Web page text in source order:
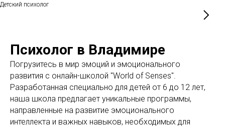
Детский психолог
Психолог в Владимире
Погрузитесь в мир эмоций и эмоционального
развития с онлайн-школой "World of Senses".
Разработанная специально для детей от 6 до 12 лет,
наша школа предлагает уникальные программы,
направленные на развитие эмоционального
интеллекта и важных навыков, необходимых для